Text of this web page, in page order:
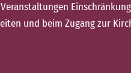
und beim Zugang zur